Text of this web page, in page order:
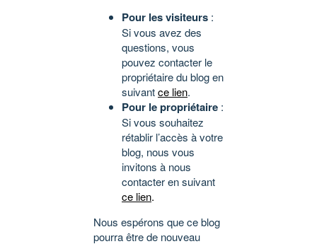
Pour les visiteurs :
Si vous avez des
questions, vous
pouvez contacter le
propriétaire du blog en
suivantce lien.
Pour le propriétaire :
Si vous souhaitez
rétablir l’accès à votre
blog, nous vous
invitons à nous
contacter en suivant
ce lien.
Nous espérons que ce blog
pourra être de nouveau